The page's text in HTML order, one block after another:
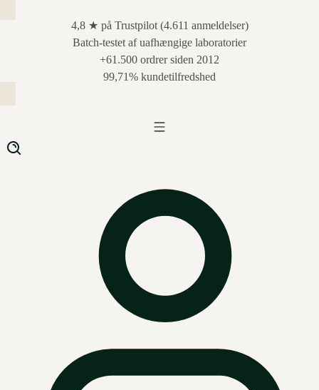
4,8 ★ på Trustpilot (4.611 anmeldelser)
Batch-testet af uafhængige laboratorier
+61.500 ordrer siden 2012
99,71% kundetilfredshed